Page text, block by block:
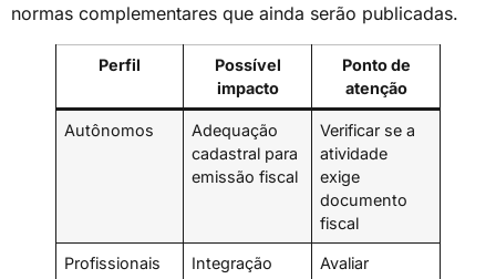
normas complementares que ainda serão publicadas.
Perfil
Possível
impacto
Ponto de
atenção
Autônomos
Adequação
cadastral para
emissão fiscal
Verificar se a
atividade
exige
documento
fiscal
Profissionais
Integração
Avaliar